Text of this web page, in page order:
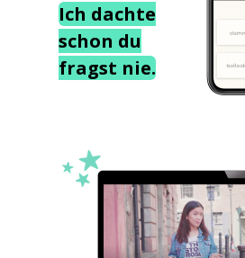
Ich dachte
schon du
fragst nie.